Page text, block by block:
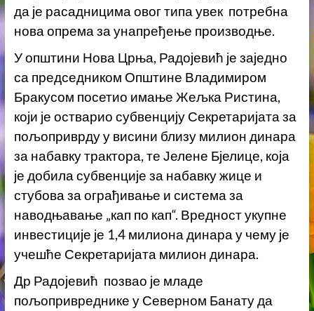
да је расадницима овог типа увек потребна
нова опрема за унапређење производње.
У општини Нова Црња, Радојевић је заједно
са председником Општине Владимиром
Бракусом посетио имање Жељка Ристина,
који је остварио субвенцију Секретаријата за
пољоприврду у висини близу милион динара
за набавку трактора, те Јелене Бјелице, која
је добила субвенције за набавку жице и
стубова за ограђивање и система за
наводњавање „кап по кап“. Вредност укупне
инвестиције је 1,4 милиона динара у чему је
учешће Секретаријата милион динара.
Др Радојевић позвао је младе
пољопривреднике у Северном Банату да